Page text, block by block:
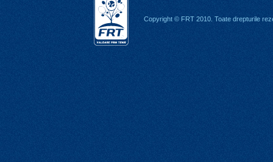
Copyright © FRT 2010. Toate drepturile